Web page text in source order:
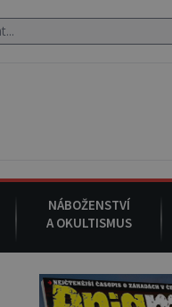
:
NÁBOŽENSTVÍ
A OKULTISMUS